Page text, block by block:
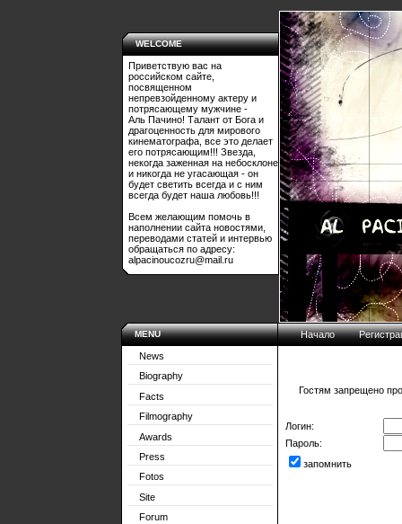
WELCOME
Приветствую вас на
российском сайте,
посвященном
непревзойденному актеру и
потрясающему мужчине -
Аль Пачино! Талант от Бога и
драгоценность для мирового
кинематографа, все это делает
его потрясающим!!! Звезда,
некогда заженная на небосклоне
и никогда не угасающая - он
будет светить всегда и с ним
всегда будет наша любовь!!!
Всем желающим помочь в
наполнении сайта новостями,
переводами статей и интервью
обращаться по адресу:
alpacinoucozru@mail.ru
MENU
News
Biography
Facts
Filmography
Awards
Press
Fotos
Site
Forum
Начало
Гостям запрещено
Логин:
Пароль:
запомнить